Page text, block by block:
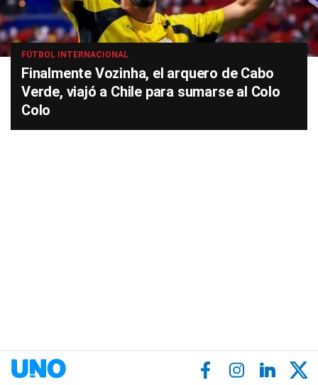
FÚTBOL INTERNACIONAL
Finalmente Vozinha, el arquero de Cabo
Verde, viajó a Chile para sumarse al Colo
Colo